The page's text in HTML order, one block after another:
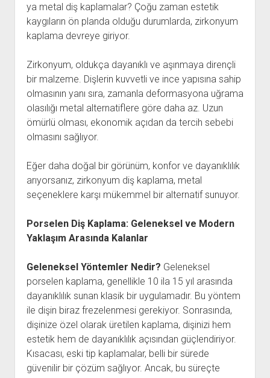
ya metal diş kaplamalar? Çoğu zaman estetik
kaygıların ön planda olduğu durumlarda, zirkonyum
kaplama devreye giriyor.
Zirkonyum, oldukça dayanıklı ve aşınmaya dirençli
bir malzeme. Dişlerin kuvvetli ve ince yapısına sahip
olmasının yanı sıra, zamanla deformasyona uğrama
olasılığı metal alternatiflere göre daha az. Uzun
ömürlü olması, ekonomik açıdan da tercih sebebi
olmasını sağlıyor.
Eğer daha doğal bir görünüm, konfor ve dayanıklılık
arıyorsanız, zirkonyum diş kaplama, metal
seçeneklere karşı mükemmel bir alternatif sunuyor.
Porselen Diş Kaplama: Geleneksel ve Modern
Yaklaşım Arasında Kalanlar
Geleneksel Yöntemler Nedir? Geleneksel
porselen kaplama, genellikle 10 ila 15 yıl arasında
dayanıklılık sunan klasik bir uygulamadır. Bu yöntem
ile dişin biraz frezelenmesi gerekiyor. Sonrasında,
dişinize özel olarak üretilen kaplama, dişinizi hem
estetik hem de dayanıklılık açısından güçlendiriyor.
Kısacası, eski tip kaplamalar, belli bir sürede
güvenilir bir çözüm sağlıyor. Ancak, bu süreçte